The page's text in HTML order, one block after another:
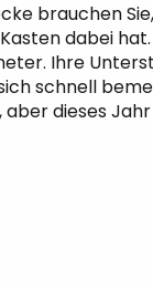
brauchen
dabei
Ihre
schnell
dieses